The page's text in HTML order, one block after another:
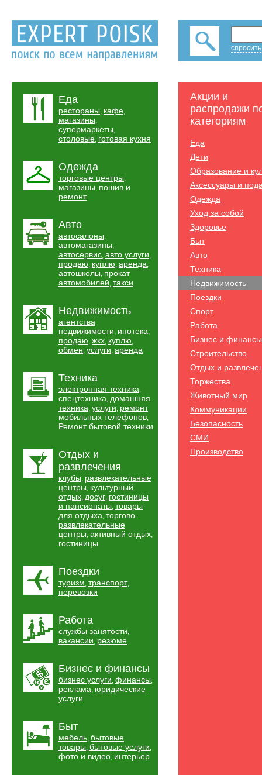
Еда
рестораны, кафе,
магазины,
супермаркеты,
столовые, готовая кухня
Одежда
торговые центры,
магазины, пошив и
ремонт
Авто
автосалоны,
автомагазины,
автосервис, авто услуги,
продаю, куплю, аренда,
автошколы, прокат
автомобилей, такси
Недвижимость
агентства
недвижимости, ипотека,
продаю, жкх, куплю,
обмен, услуги, аренда
Техника
электронная техника,
спецтехника, домашняя
техника, услуги, ремонт
мобильных телефонов,
Ремонт бытовой техники
Отдых и
развлечения
клубы, развлекательные
центры, культурный
отдых, досуг, гостиницы
и пансионаты, товары
для отдыха, торгово-
развлекательные
центры, активный отдых,
гостиницы
Поездки
туризм, транспорт,
перевозки
Работа
службы занятости,
вакансии, резюме
Бизнес и финансы
бизнес услуги, финансы,
реклама, юридические
услуги
Быт
мебель, бытовые
товары, бытовые услуги,
фото и видео, интерьер
Акции и
распродажи
категориям
Еда
Дети
Образование и
Аксессуары и
Одежда
Уход за собой
Здоровье
Быт
Авто
Техника
Недвижимость
Поездки
Спорт
Работа
Бизнес и финансы
Строительство
Отдых и
Торжества
Животный мир
Коммуникации
Безопасность
СМИ
Производство